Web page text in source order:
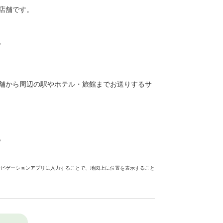
舗です。
から周辺の駅やホテル・旅館までお送りするサ
ーションアプリに入力することで、地図上に位置を表示すること